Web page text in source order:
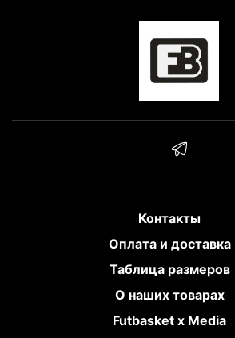
Контакты
Оплата и доставка
Таблица размеров
О наших товарах
Futbasket x Media